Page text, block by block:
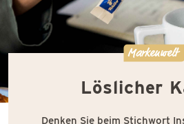
Markenwelt
Löslicher
Denken Sie beim Stichwort